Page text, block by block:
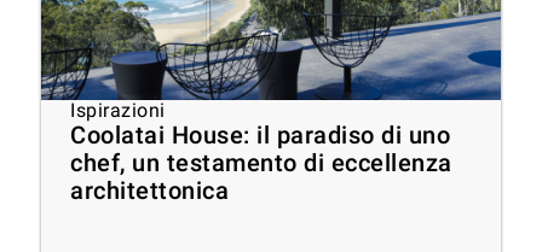
Ispirazioni
Coolatai House: il paradiso di uno
chef, un testamento di eccellenza
architettonica